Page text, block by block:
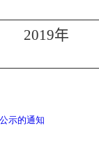
2019年
示的通知